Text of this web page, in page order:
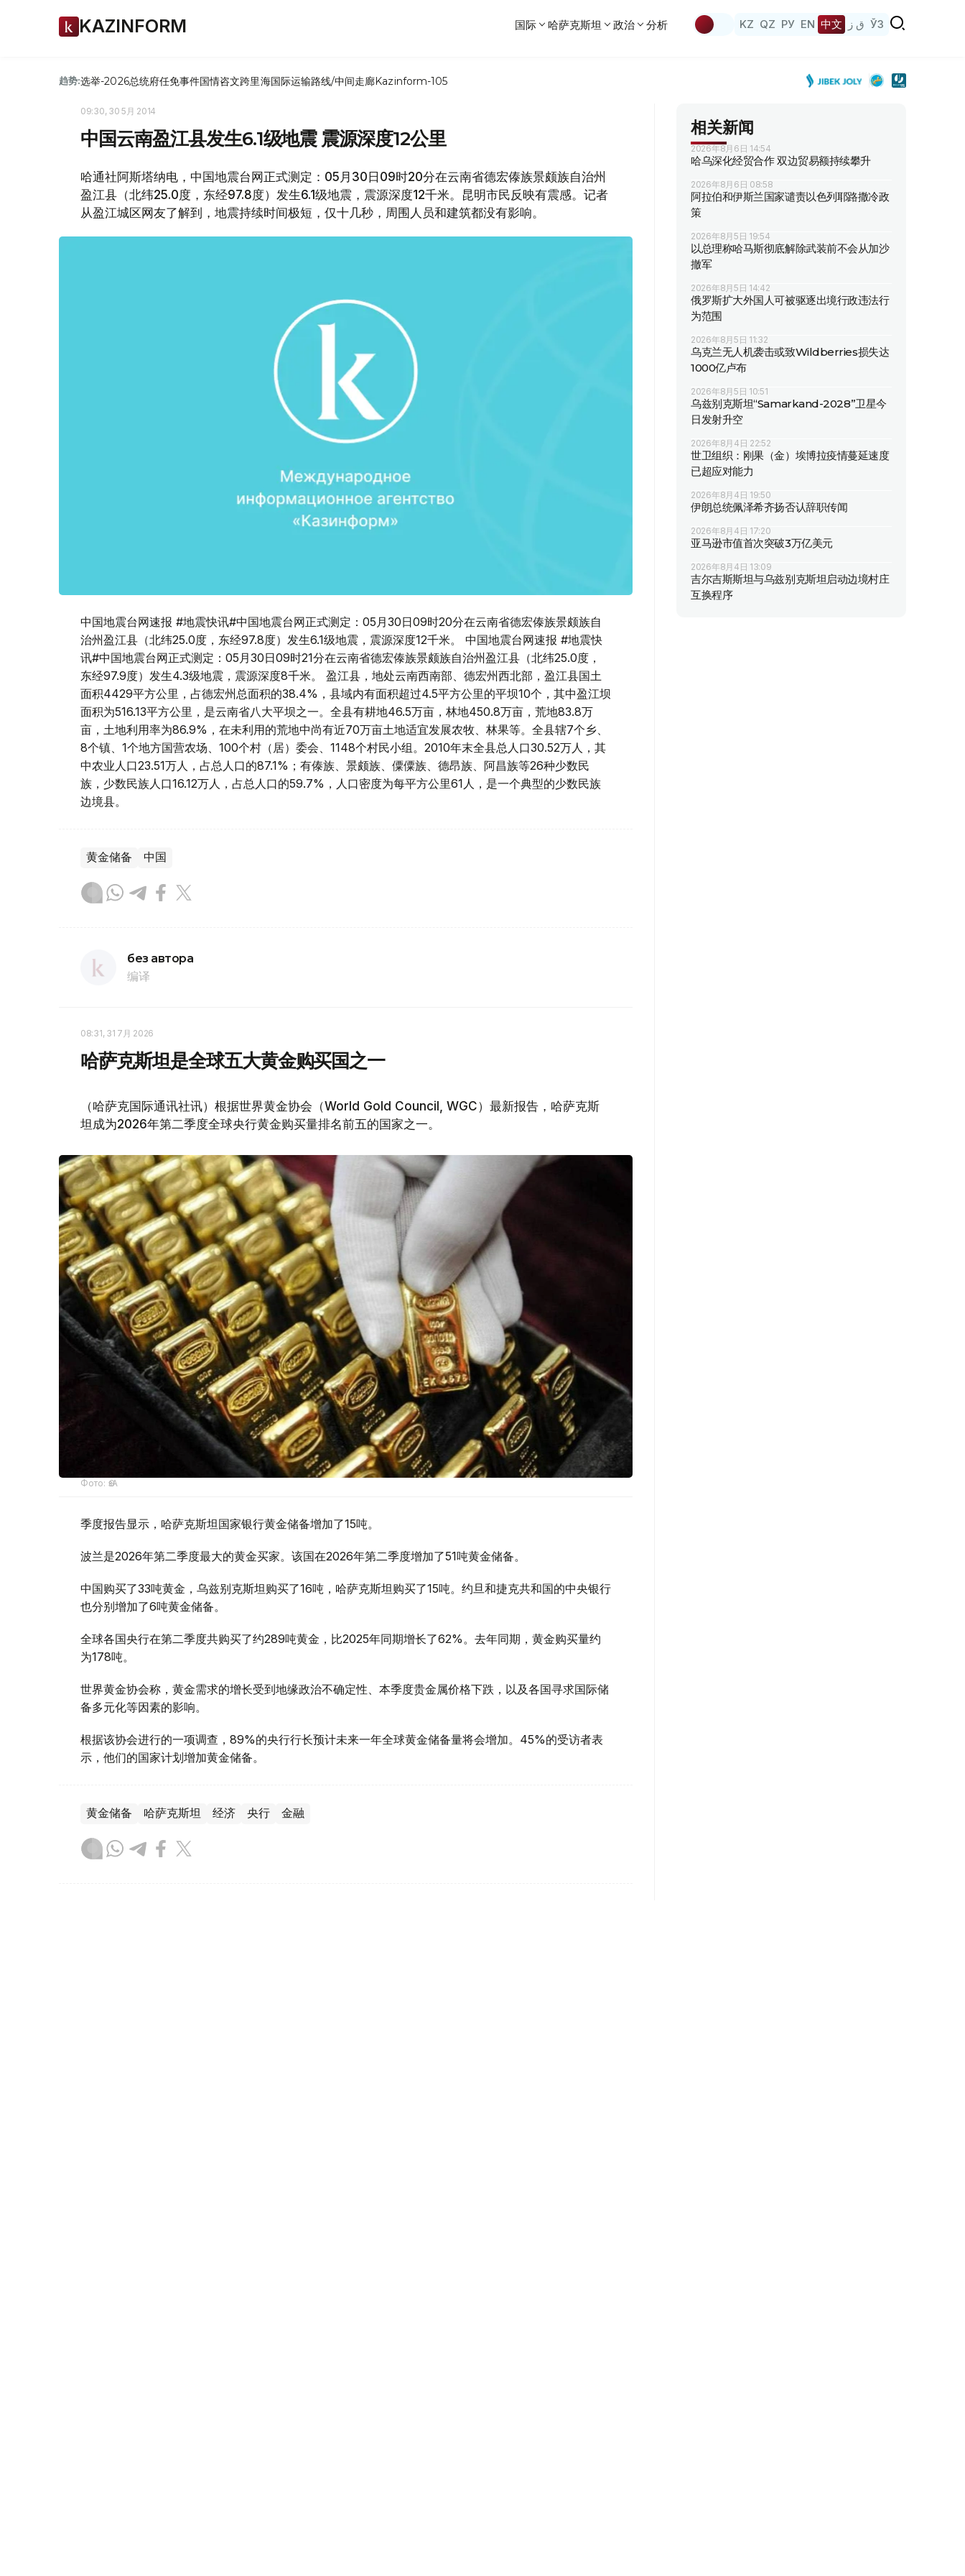
KAZINFORM 国际 哈萨克斯坦 政治 分析 KZ QZ РУ EN 中文 ق ز ЎЗ
趋势:选举-2026总统府任免事件国情咨文跨里海国际运输路线/中间走廊Kazinform-105
09:30, 30 5月 2014
中国云南盈江县发生6.1级地震 震源深度12公里
哈通社阿斯塔纳电，中国地震台网正式测定：05月30日09时20分在云南省德宏傣族景颇族自治州
盈江县（北纬25.0度，东经97.8度）发生6.1级地震，震源深度12千米。昆明市民反映有震感。记者
从盈江城区网友了解到，地震持续时间极短，仅十几秒，周围人员和建筑都没有影响。
中国地震台网速报 #地震快讯#中国地震台网正式测定：05月30日09时20分在云南省德宏傣族景颇族自
治州盈江县（北纬25.0度，东经97.8度）发生6.1级地震，震源深度12千米。 中国地震台网速报 #地震快
讯#中国地震台网正式测定：05月30日09时21分在云南省德宏傣族景颇族自治州盈江县（北纬25.0度，
东经97.9度）发生4.3级地震，震源深度8千米。 盈江县，地处云南西南部、德宏州西北部，盈江县国土
面积4429平方公里，占德宏州总面积的38.4%，县域内有面积超过4.5平方公里的平坝10个，其中盈江坝
面积为516.13平方公里，是云南省八大平坝之一。全县有耕地46.5万亩，林地450.8万亩，荒地83.8万
亩，土地利用率为86.9%，在未利用的荒地中尚有近70万亩土地适宜发展农牧、林果等。全县辖7个乡、
8个镇、1个地方国营农场、100个村（居）委会、1148个村民小组。2010年末全县总人口30.52万人，其
中农业人口23.51万人，占总人口的87.1%；有傣族、景颇族、僳僳族、德昂族、阿昌族等26种少数民
族，少数民族人口16.12万人，占总人口的59.7%，人口密度为每平方公里61人，是一个典型的少数民族
边境县。
黄金储备 中国
без автора
编译
08:31, 31 7月 2026
哈萨克斯坦是全球五大黄金购买国之一
（哈萨克国际通讯社讯）根据世界黄金协会（World Gold Council, WGC）最新报告，哈萨克斯
坦成为2026年第二季度全球央行黄金购买量排名前五的国家之一。
Фото: ӨзА
季度报告显示，哈萨克斯坦国家银行黄金储备增加了15吨。
波兰是2026年第二季度最大的黄金买家。该国在2026年第二季度增加了51吨黄金储备。
中国购买了33吨黄金，乌兹别克斯坦购买了16吨，哈萨克斯坦购买了15吨。约旦和捷克共和国的中央银行
也分别增加了6吨黄金储备。
全球各国央行在第二季度共购买了约289吨黄金，比2025年同期增长了62%。去年同期，黄金购买量约
为178吨。
世界黄金协会称，黄金需求的增长受到地缘政治不确定性、本季度贵金属价格下跌，以及各国寻求国际储
备多元化等因素的影响。
根据该协会进行的一项调查，89%的央行行长预计未来一年全球黄金储备量将会增加。45%的受访者表
示，他们的国家计划增加黄金储备。
黄金储备 哈萨克斯坦 经济 央行 金融
相关新闻
2026年8月6日 14:54
哈乌深化经贸合作 双边贸易额持续攀升
2026年8月6日 08:58
阿拉伯和伊斯兰国家谴责以色列耶路撒冷政
策
2026年8月5日 19:54
以总理称哈马斯彻底解除武装前不会从加沙
撤军
2026年8月5日 14:42
俄罗斯扩大外国人可被驱逐出境行政违法行
为范围
2026年8月5日 11:32
乌克兰无人机袭击或致Wildberries损失达
1000亿卢布
2026年8月5日 10:51
乌兹别克斯坦“Samarkand-2028”卫星今
日发射升空
2026年8月4日 22:52
世卫组织：刚果（金）埃博拉疫情蔓延速度
已超应对能力
2026年8月4日 19:50
伊朗总统佩泽希齐扬否认辞职传闻
2026年8月4日 17:20
亚马逊市值首次突破3万亿美元
2026年8月4日 13:09
吉尔吉斯斯坦与乌兹别克斯坦启动边境村庄
互换程序